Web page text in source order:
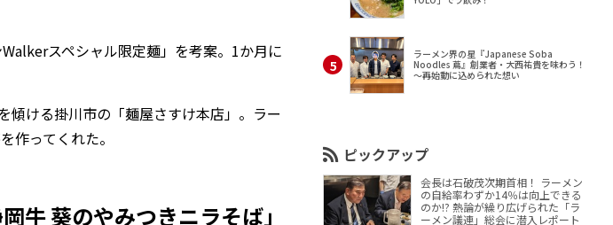
スペシャル限定麺」を考案。1か月に
ける掛川市の「麺屋さすけ本店」。ラー
作ってくれた。
牛 葵のやみつきニラそば｣
ラーメン界の星『Japanese Soba
Noodles 蔦』創業者・大西祐貴を味わう！
～再始動に込められた想い
ピックアップ
会長は石破茂次期首相！ ラーメン
の自給率わずか14％は向上できる
のか!? 熱論が繰り広げられた「ラ
ーメン議連」総会に潜入レポート